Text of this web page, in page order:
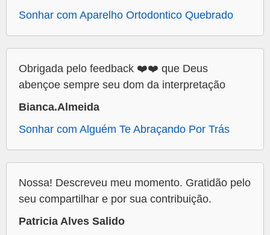
Sonhar com Aparelho Ortodontico Quebrado
Obrigada pelo feedback ❤️❤️ que Deus
abençoe sempre seu dom da interpretação
Bianca.Almeida
Sonhar com Alguém Te Abraçando Por Trás
Nossa! Descreveu meu momento. Gratidão pelo
seu compartilhar e por sua contribuição.
Patricia Alves Salido